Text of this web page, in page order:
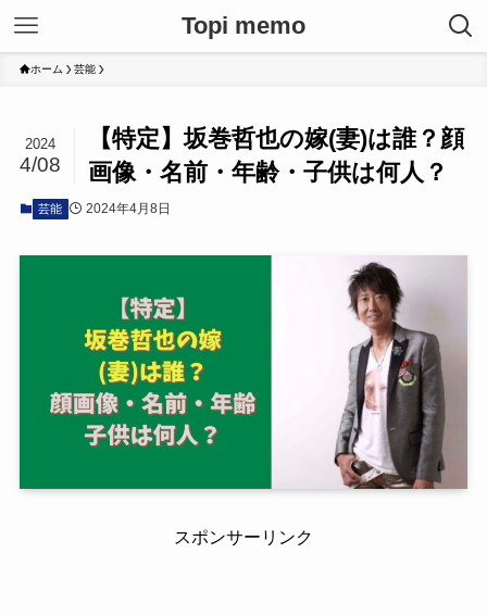
Topi memo
ホーム 芸能
【特定】坂巻哲也の嫁(妻)は誰？顔
画像・名前・年齢・子供は何人？
2024
4/08
芸能 2024年4月8日
スポンサーリンク